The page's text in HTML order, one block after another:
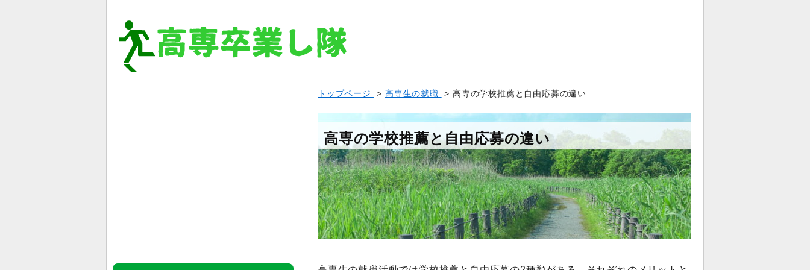
トップページ >高専生の就職 > 高専の学校推薦と自由応募の違い
高専の学校推薦と自由応募の違い